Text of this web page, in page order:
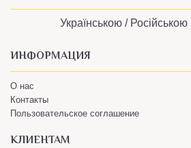
Українською /Російською
О нас
Контакты
Пользовательское соглашение